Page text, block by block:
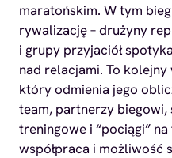
maratońskim. W tym
rywalizację – drużyny
i grupy przyjaciół
nad relacjami. To
który odmienia jego
team, partnerzy
treningowe i “pociągi” na
współpraca i możliwość